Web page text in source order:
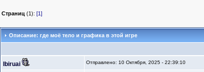
Страниц (1): [1]
Описание: где моё тело и графика в этой игре
Ibiruai Отправлено: 10 Октября, 2025 - 22:39:10